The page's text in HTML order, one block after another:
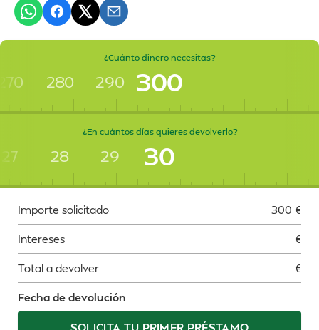
¿Cuánto dinero necesitas?
280 290 300
¿En cuántos días quieres devolverlo?
27 28 29 30
Importe solicitado 300 €
Intereses €
Total a devolver €
Fecha de devolución
SOLICITA TU PRIMER PRÉSTAMO